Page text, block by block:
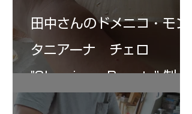
田中さんのドメニコ・モン
タニアーナ チェロ
"Sleeping・Beauty” 制作
記 30